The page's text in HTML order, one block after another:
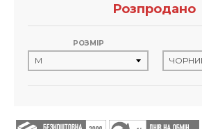
Розпродано
РОЗМІР